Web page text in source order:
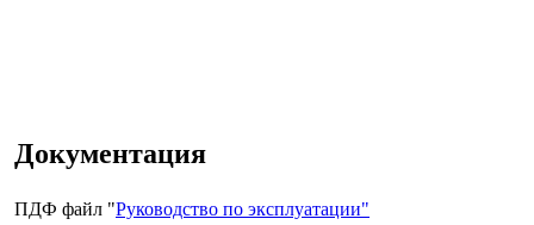
Документация
ПДФ файл "Руководство по эксплуатации"